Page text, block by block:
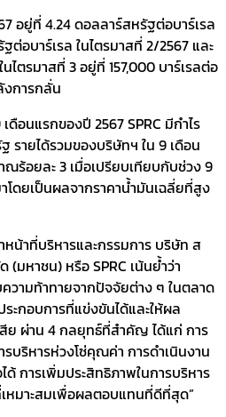
อยู่ที่ 4.24 ดอลลาร์สหรัฐต่อบาร์เรล
ต่อบาร์เรล ในไตรมาสที่ 2/2567 และ
ไตรมาสที่ 3 อยู่ที่ 157,000 บาร์เรลต่อ
งการกลั่น
ดือนแรกของปี 2567 SPRC มีกำไร
รายได้รวมของบริษัทฯ ใน 9 เดือน
ร้อยละ 3 เมื่อเปรียบเทียบกับช่วง 9
โดยเป็นผลจากราคาน้ำมันเฉลี่ยที่สูง
าหน้าที่บริหารและกรรมการ บริษัท ส
(มหาชน) หรือ SPRC เน้นย้ำว่า
วามท้าทายจากปัจจัยต่าง ๆ ในตลาด
กอบการที่แข่งขันได้และให้ผล
ย ผ่าน 4 กลยุทธ์ที่สำคัญ ได้แก่ การ
บริหารห่วงโซ่คุณค่า การดำเนินงาน
การเพิ่มประสิทธิภาพในการบริหาร
หมาะสมเพื่อผลตอบแทนที่ดีที่สุด”